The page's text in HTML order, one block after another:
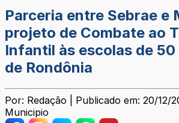
Parceria entre Sebrae e
projeto de Combate ao
Infantil às escolas de
de Rondônia
Por: Redação | Publicado em: 20/12/
Municipio